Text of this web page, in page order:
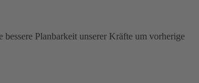
Planbarkeit unserer Kräfte um vorherige